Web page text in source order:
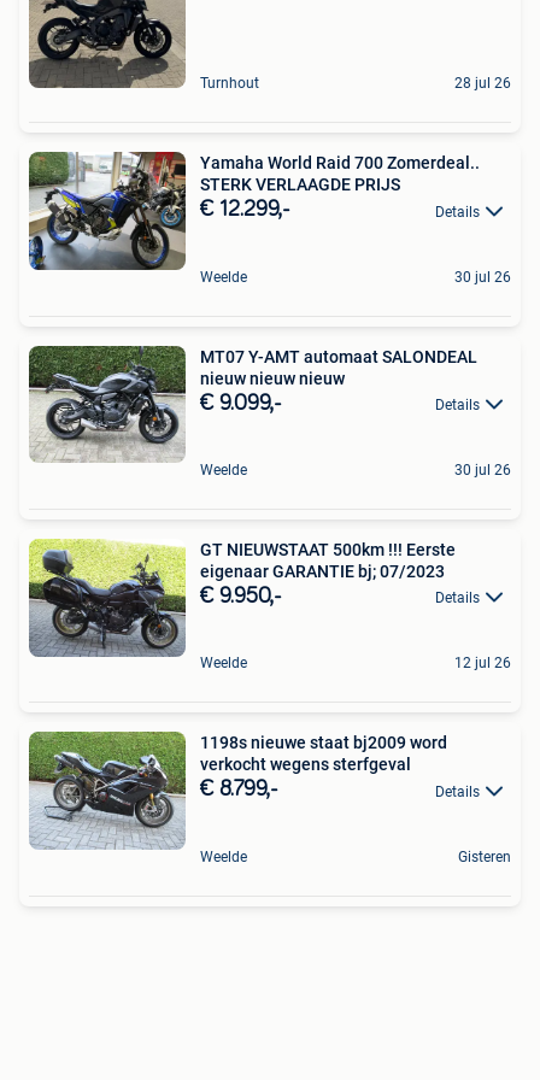
Turnhout 28 jul 26
Yamaha World Raid 700 Zomerdeal..
STERK VERLAAGDE PRIJS
€ 12.299,- Details
Weelde 30 jul 26
MT07 Y-AMT automaat SALONDEAL
nieuw nieuw nieuw
€ 9.099,- Details
Weelde 30 jul 26
GT NIEUWSTAAT 500km !!! Eerste
eigenaar GARANTIE bj; 07/2023
€ 9.950,- Details
Weelde 12 jul 26
1198s nieuwe staat bj2009 word
verkocht wegens sterfgeval
€ 8.799,- Details
Weelde Gisteren